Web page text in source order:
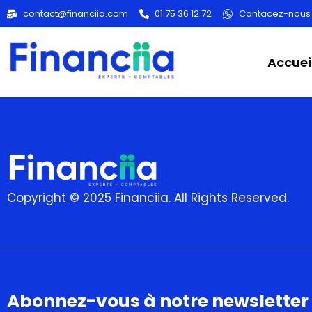
contact@financiia.com 01 75 36 12 72 Contacez-nous
Copyright © 2025 Financiia. All Rights Reserved.
Abonnez-vous à notre newsletter